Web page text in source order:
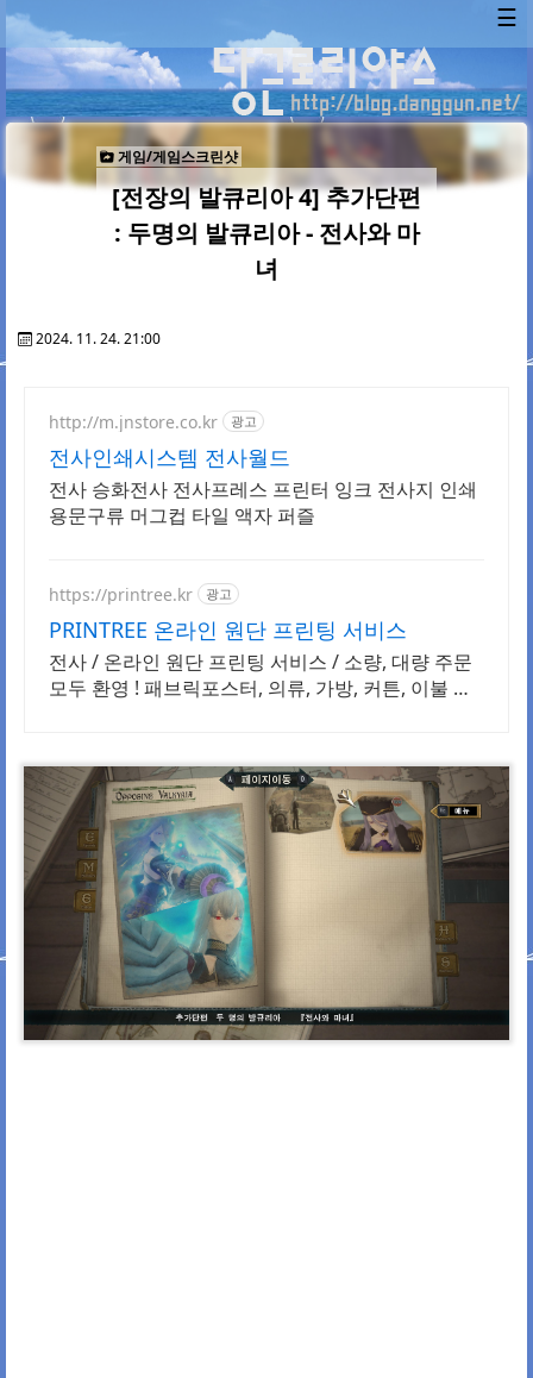
☰
게임/게임스크린샷
[전장의 발큐리아 4] 추가단편
: 두명의 발큐리아 - 전사와 마
녀
2024. 11. 24. 21:00
http://m.jnstore.co.kr 광고
전사인쇄시스템 전사월드
전사 승화전사 전사프레스 프린터 잉크 전사지 인쇄
용문구류 머그컵 타일 액자 퍼즐
https://printree.kr 광고
PRINTREE 온라인 원단 프린팅 서비스
전사 / 온라인 원단 프린팅 서비스 / 소량, 대량 주문
모두 환영 ! 패브릭포스터, 의류, 가방, 커튼, 이불 원